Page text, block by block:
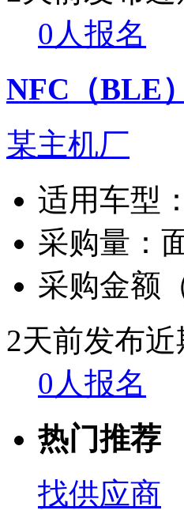
0人报名
NFC（BLE）
某主机厂
适用车型：
采购量：
采购金额
2天前发布近
0人报名
热门推荐
找供应商